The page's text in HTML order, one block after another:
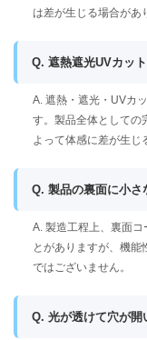
は差が生じる場合があ
Q. 遮熱遮光UVカッ
A. 遮熱・遮光・UVカ
す。製品全体としての
よって体感に差が生じ
Q. 製品の裏面に小さ
A. 製造工程上、裏面
とがありますが、機能
ではございません。
Q. 光が透けて穴が開